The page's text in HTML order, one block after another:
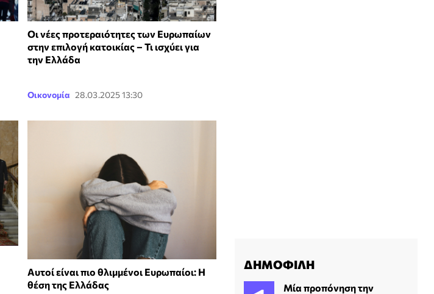
Οι νέες προτεραιότητες των Ευρωπαίων
στην επιλογή κατοικίας – Τι ισχύει για
την Ελλάδα
Οικονομία 28.03.2025 13:30
Αυτοί είναι πιο θλιμμένοι Ευρωπαίοι: Η
θέση της Ελλάδας
ΔΗΜΟΦΙΛΗ
Μία προπόνηση την